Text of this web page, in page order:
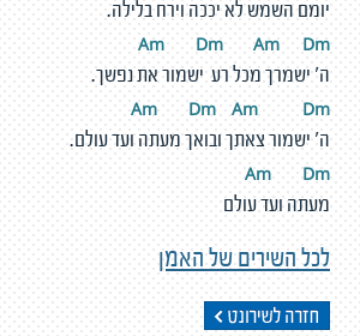
יומם השמש לא יככה וירח בלילה.
Am Dm Am Dm
ה' ישמרך מכל רע ישמור את נפשך.
Am Dm Am Dm
ה' ישמור צאתך ובואך מעתה ועד עולם.
Am Dm
מעתה ועד עולם
לכל השירים של האמן